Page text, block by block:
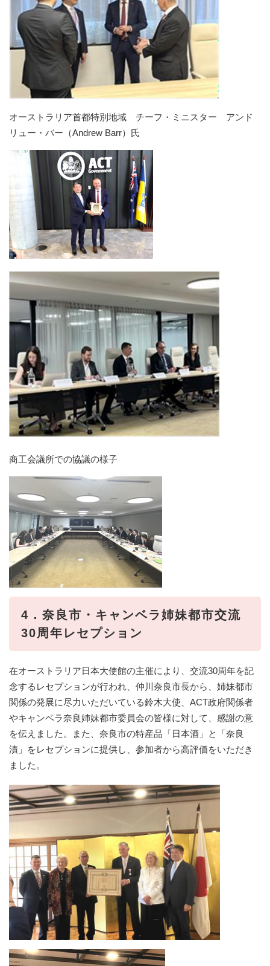
オーストラリア首都特別地域 チーフ・ミニスター アンド
リュー・バー（Andrew Barr）氏
商工会議所での協議の様子
4．奈良市・キャンベラ姉妹都市交流
30周年レセプション
在オーストラリア日本大使館の主催により、交流30周年を記
念するレセプションが行われ、仲川奈良市長から、姉妹都市
関係の発展に尽力いただいている鈴木大使、ACT政府関係者
やキャンベラ奈良姉妹都市委員会の皆様に対して、感謝の意
を伝えました。また、奈良市の特産品「日本酒」と「奈良
漬」をレセプションに提供し、参加者から高評価をいただき
ました。